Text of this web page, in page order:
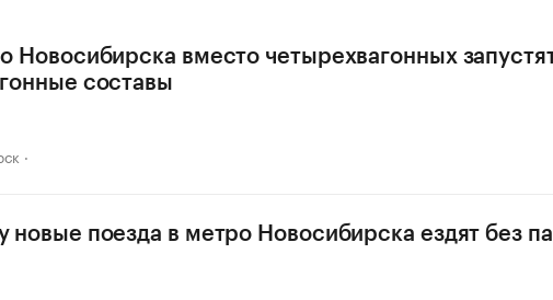
Новосибирска вместо четырехвагонных
составы
новые поезда в метро Новосибирска ездят без